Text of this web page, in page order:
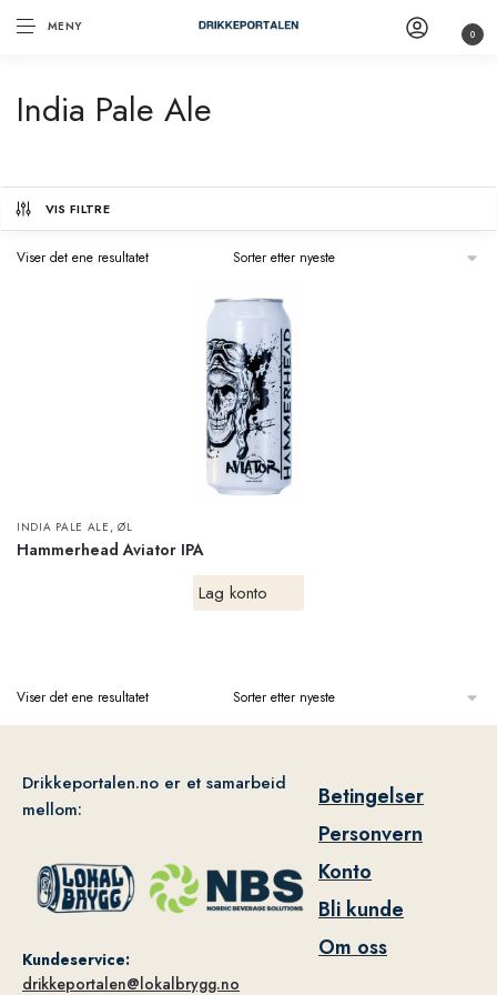
MENY 0
India Pale Ale
VIS FILTRE
Viser det ene resultatet
INDIA PALE ALE ,ØL
Hammerhead Aviator IPA
Lag konto
Viser det ene resultatet
Drikkeportalen.no er et samarbeid
mellom:
Kundeservice:
drikkeportalen@lokalbrygg.no
Betingelser
Personvern
Konto
Bli kunde
Om oss